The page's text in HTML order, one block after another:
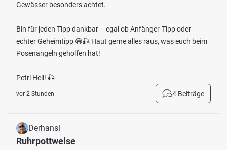
Gewässer besonders achtet.
Bin für jeden Tipp dankbar – egal ob Anfänger-Tipp oder
echter Geheimtipp 😄🎣 Haut gerne alles raus, was euch beim
Posenangeln geholfen hat!
Petri Heil! 🎣
vor 2 Stunden 4 Beiträge
Derhansi
Ruhrpottwelse